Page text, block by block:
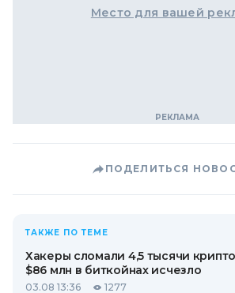
Место для вашей
ПОДЕЛИТЬСЯ
ТАКЖЕ ПО ТЕМЕ
Хакеры сломали 4,5 тысячи
$86 млн в биткойнах исчезло
03.08 13:36 1277